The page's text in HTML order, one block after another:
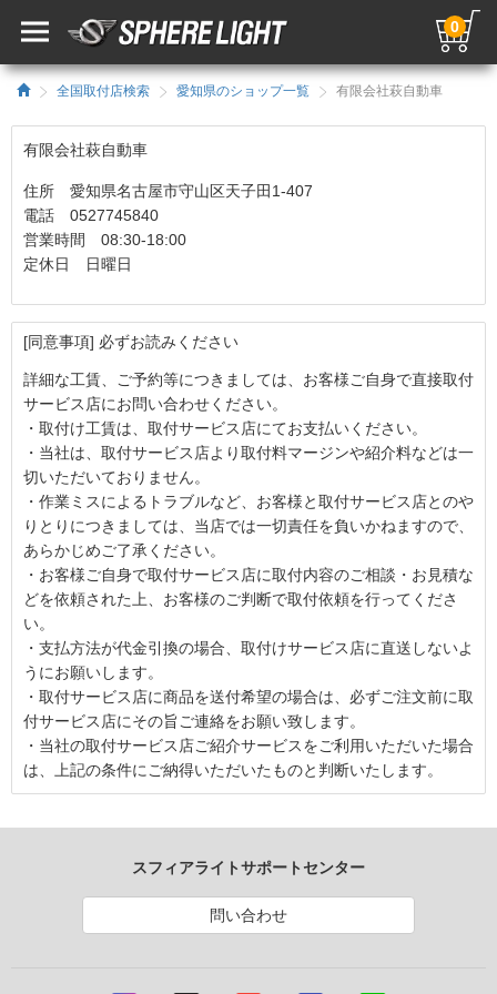
0
全国取付店検索 愛知県のショップ一覧 有限会社萩自動車
有限会社萩自動車
住所 愛知県名古屋市守山区天子田1-407
電話 0527745840
営業時間 08:30-18:00
定休日 日曜日
[同意事項] 必ずお読みください
詳細な工賃、ご予約等につきましては、お客様ご自身で直接取付
サービス店にお問い合わせください。
・取付け工賃は、取付サービス店にてお支払いください。
・当社は、取付サービス店より取付料マージンや紹介料などは一
切いただいておりません。
・作業ミスによるトラブルなど、お客様と取付サービス店とのや
りとりにつきましては、当店では一切責任を負いかねますので、
あらかじめご了承ください。
・お客様ご自身で取付サービス店に取付内容のご相談・お見積な
どを依頼された上、お客様のご判断で取付依頼を行ってくださ
い。
・支払方法が代金引換の場合、取付けサービス店に直送しないよ
うにお願いします。
・取付サービス店に商品を送付希望の場合は、必ずご注文前に取
付サービス店にその旨ご連絡をお願い致します。
・当社の取付サービス店ご紹介サービスをご利用いただいた場合
は、上記の条件にご納得いただいたものと判断いたします。
スフィアライトサポートセンター
問い合わせ